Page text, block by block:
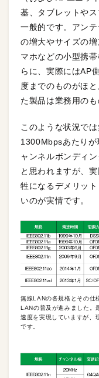
基、タブレットや
一般的です。アン
の増大やサイズの
マホなどの小型携
らに、実際にはAP
度までのものがほ
た製品は業務用の
このような状況で
1300Mbpsあたり
ャンネルボンディ
と思われますが、
牲になるデメリッ
いのが実情です。
無線LANの各規格とその仕
LANの普及が進みました。
速度を実現していますが、
です。